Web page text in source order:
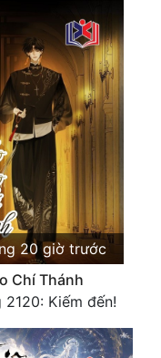
20 giờ trước
Chí Thánh
2120: Kiếm đến!